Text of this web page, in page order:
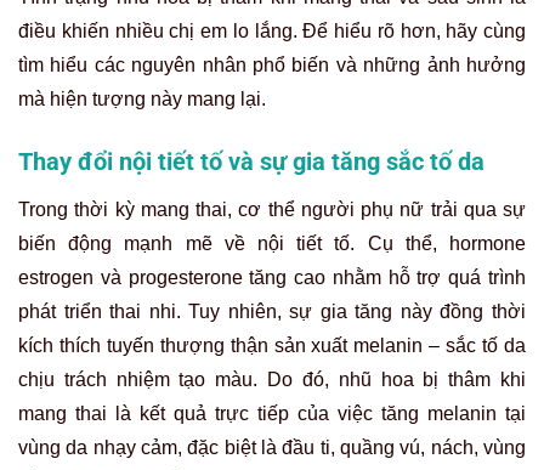
điều khiến nhiều chị em lo lắng. Để hiểu rõ hơn, hãy cùng
tìm hiểu các nguyên nhân phổ biến và những ảnh hưởng
mà hiện tượng này mang lại.
Thay đổi nội tiết tố và sự gia tăng sắc tố da
Trong thời kỳ mang thai, cơ thể người phụ nữ trải qua sự
biến động mạnh mẽ về nội tiết tố. Cụ thể, hormone
estrogen và progesterone tăng cao nhằm hỗ trợ quá trình
phát triển thai nhi. Tuy nhiên, sự gia tăng này đồng thời
kích thích tuyến thượng thận sản xuất melanin – sắc tố da
chịu trách nhiệm tạo màu. Do đó, nhũ hoa bị thâm khi
mang thai là kết quả trực tiếp của việc tăng melanin tại
vùng da nhạy cảm, đặc biệt là đầu ti, quầng vú, nách, vùng